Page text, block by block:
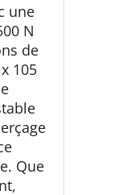
une
N
de
105
Que